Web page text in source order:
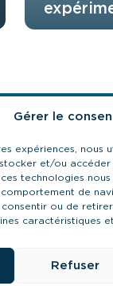
Gérer le
expériences, nous
et/ou accéder
technologies
de
ou de
caractéristiques
Refuser
le
Riboud -
mk-ara.org
57 85
contact